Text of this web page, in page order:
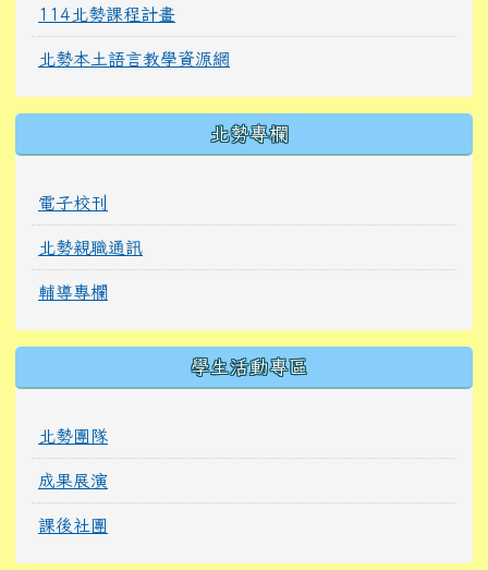
114北勢課程計畫
北勢本土語言教學資源網
北勢專欄
電子校刊
北勢親職通訊
輔導專欄
學生活動專區
北勢團隊
成果展演
課後社團